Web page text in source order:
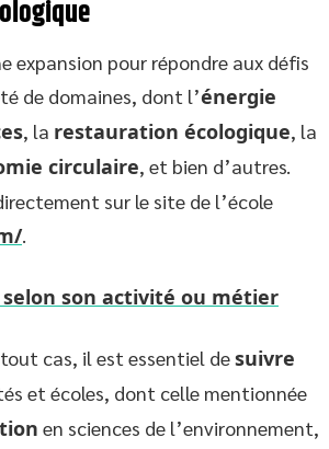
expansion pour répondre aux défis
de domaines, dont l’énergie
, la restauration écologique, la
circulaire, et bien d’autres.
sur le site de l’école
.
son activité ou métier
cas, il est essentiel desuivre
et écoles, dont celle mentionnée
en sciences de l’environnement,